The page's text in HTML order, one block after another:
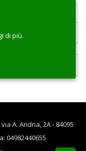
A. Andria, 2A - 84095
04982440655
di più.